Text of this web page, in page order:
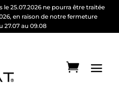
25.07.2026 ne pourra être traitée
en raison de notre fermeture
27.07 au 09.08